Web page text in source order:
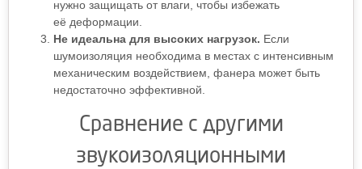
нужно защищать от влаги, чтобы избежать
её деформации.
Не идеальна для высоких нагрузок. Если
шумоизоляция необходима в местах с интенсивным
механическим воздействием, фанера может быть
недостаточно эффективной.
Сравнение с другими
звукоизоляционными